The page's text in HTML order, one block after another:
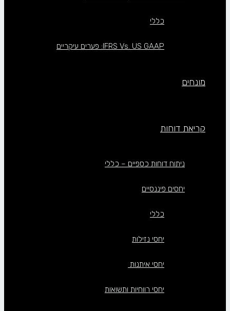
כללי
IFRS Vs. US GAAP: פערים עיקריים
מונחים
קריאת דוחות
ניתוח דוחות כספיים – כללי
יחסים פיננסיים
כללי
יחסי נזילות
יחסי איתנות
יחסי רווחיות ותשואות